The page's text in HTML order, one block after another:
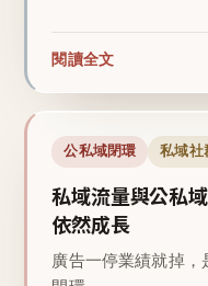
閱讀全文
公私域閉環 私域社
私域流量與公私
依然成長
廣告一停業績就掉